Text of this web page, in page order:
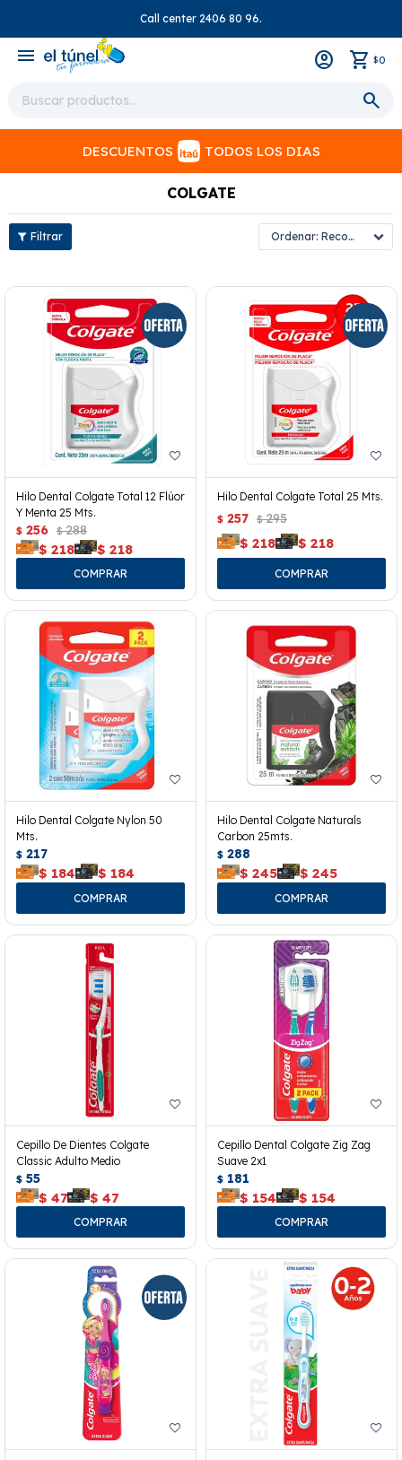
Call center 2406 80 96.
menu $0
DESCUENTOS TODOS LOS DIAS
COLGATE
Recomendados
Hilo Dental Colgate Total 12 Flúor
Y Menta 25 Mts.
$ 256 $ 288
$ 218 $ 218
Hilo Dental Colgate Total 25 Mts.
$ 257 $ 295
$ 218 $ 218
Hilo Dental Colgate Nylon 50
Mts.
$ 217
$ 184 $ 184
Hilo Dental Colgate Naturals
Carbon 25mts.
$ 288
$ 245 $ 245
Cepillo De Dientes Colgate
Classic Adulto Medio
$ 55
$ 47 $ 47
Cepillo Dental Colgate Zig Zag
Suave 2x1
$ 181
$ 154 $ 154
close